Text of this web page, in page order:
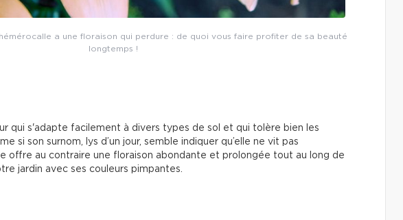
a une floraison qui perdure : de quoi vous faire profiter de sa beauté
longtemps !
qui s'adapte facilement à divers types de sol et qui tolère bien les
si son surnom, lys d’un jour, semble indiquer qu’elle ne vit pas
offre au contraire une floraison abondante et prolongée tout au long de
jardin avec ses couleurs pimpantes.